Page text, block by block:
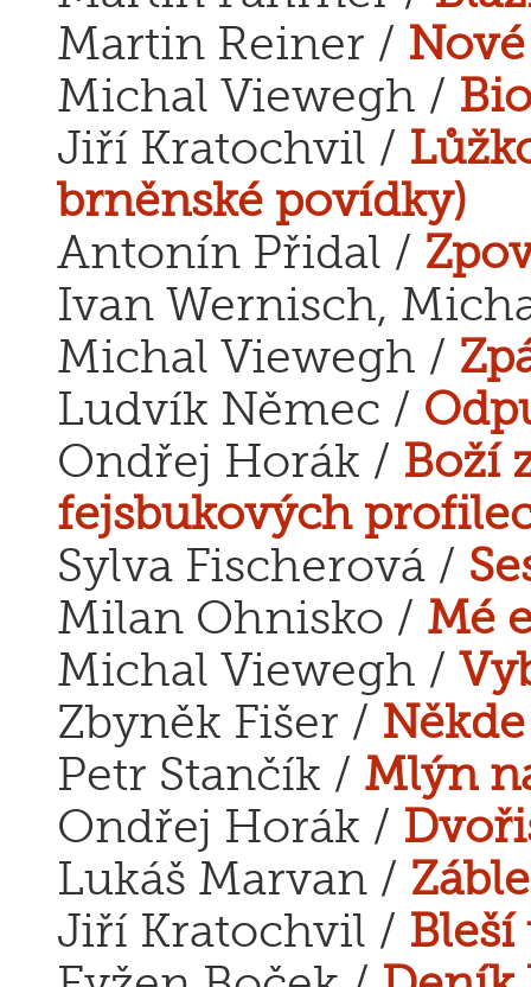
Martin Reiner /
Michal Viewegh /
Jiří Kratochvil /
brněnské povídky)
Antonín Přidal /
Ivan Wernisch,
Michal Viewegh /
Ludvík Němec /
Ondřej Horák / Boží
fejsbukových
Sylva Fischerová /
Milan Ohnisko / Mé
Michal Viewegh /
Zbyněk Fišer /
Petr Stančík / Mlýn
Ondřej Horák /
Lukáš Marvan /
Jiří Kratochvil / Bleší